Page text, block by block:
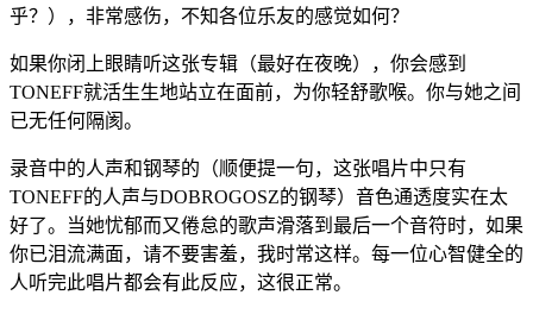
乎？），非常感伤，不知各位乐友的感觉如何？
如果你闭上眼睛听这张专辑（最好在夜晚），你会感到
TONEFF就活生生地站立在面前，为你轻舒歌喉。你与她之间
已无任何隔阂。
录音中的人声和钢琴的（顺便提一句，这张唱片中只有
TONEFF的人声与DOBROGOSZ的钢琴）音色通透度实在太
好了。当她忧郁而又倦怠的歌声滑落到最后一个音符时，如果
你已泪流满面，请不要害羞，我时常这样。每一位心智健全的
人听完此唱片都会有此反应，这很正常。